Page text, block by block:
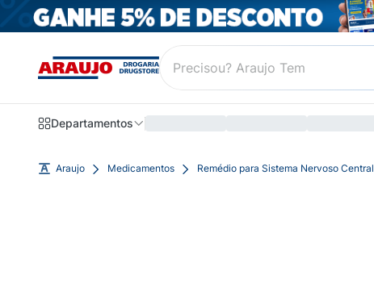
Departamentos
Araujo Medicamentos Remédio para Sistema Nervoso Central